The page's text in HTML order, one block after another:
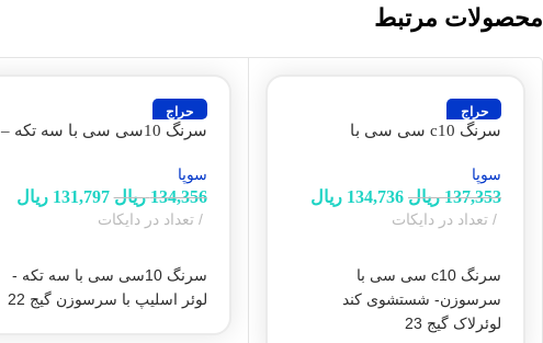
محصولات مرتبط
حراج
سرنگ c10 سی سی با
لوئرلاک گیج 23(سوپا)
سوپا
137,353 ریال 134,736 ریال
تعداد در دایکات
سرنگ c10 سی سی با
سرسوزن- شستشوی کند
لوئرلاک گیج 23
حراج
سرنگ 10سی سی با سه تکه –
22(سوپا)
سوپا
134,356 ریال 131,797 ریال
تعداد در دایکات
سرنگ 10سی سی با سه تکه -
لوئر اسلیپ با سرسوزن‌ گیج 22